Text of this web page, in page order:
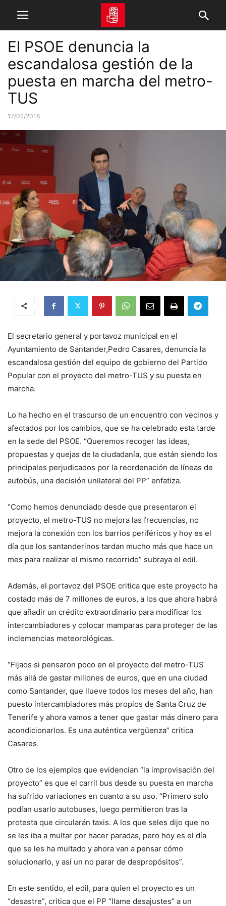
El PSOE denuncia la
escandalosa gestión de la
puesta en marcha del metro-
TUS
17/02/2018
El secretario general y portavoz municipal en el
Ayuntamiento de Santander,Pedro Casares, denuncia la
escandalosa gestión del equipo de gobierno del Partido
Popular con el proyecto del metro-TUS y su puesta en
marcha.
Lo ha hecho en el trascurso de un encuentro con vecinos y
afectados por los cambios, que se ha celebrado esta tarde
en la sede del PSOE. “Queremos recoger las ideas,
propuestas y quejas de la ciudadanía, que están siendo los
principales perjudicados por la reordenación de líneas de
autobús, una decisión unilateral del PP” enfatiza.
“Como hemos denunciado desde que presentaron el
proyecto, el metro-TUS no mejora las frecuencias, no
mejora la conexión con los barrios periféricos y hoy es el
día que los santanderinos tardan mucho más que hace un
mes para realizar el mismo recorrido” subraya el edil.
Además, el portavoz del PSOE critica que este proyecto ha
costado más de 7 millones de euros, a los que ahora habrá
que añadir un crédito extraordinario para modificar los
intercambiadores y colocar mamparas para proteger de las
inclemencias meteorológicas.
“Fijaos si pensaron poco en el proyecto del metro-TUS
más allá de gastar millones de euros, que en una ciudad
como Santander, que llueve todos los meses del año, han
puesto intercambiadores más propios de Santa Cruz de
Tenerife y ahora vamos a tener que gastar más dinero para
acondicionarlos. Es una auténtica vergüenza” critica
Casares.
Otro de los ejemplos que evidencian “la improvisación del
proyecto” es que el carril bus desde su puesta en marcha
ha sufrido variaciones en cuanto a su uso. “Primero solo
podían usarlo autobuses, luego permitieron tras la
protesta que circularán taxis. A los que seles dijo que no
se les iba a multar por hacer paradas, pero hoy es el día
que se les ha multado y ahora van a pensar cómo
solucionarlo, y así un no parar de despropósitos”.
En este sentido, el edil, para quien el proyecto es un
“desastre”, critica que el PP “llame desajustes” a un